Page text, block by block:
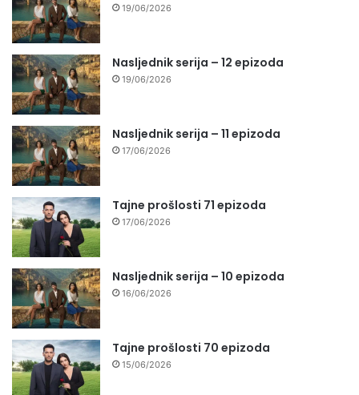
19/06/2026
Nasljednik serija – 12 epizoda
19/06/2026
Nasljednik serija – 11 epizoda
17/06/2026
Tajne prošlosti 71 epizoda
17/06/2026
Nasljednik serija – 10 epizoda
16/06/2026
Tajne prošlosti 70 epizoda
15/06/2026